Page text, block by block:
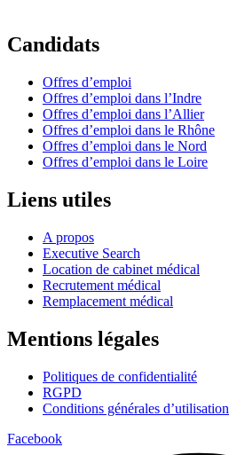
Candidats
Offres d’emploi
Offres d’emploi dans l’Indre
Offres d’emploi dans l’Allier
Offres d’emploi dans le Rhône
Offres d’emploi dans le Nord
Offres d’emploi dans le Loire
Liens utiles
A propos
Executive Search
Location de cabinet médical
Recrutement médical
Remplacement médical
Mentions légales
Politiques de confidentialité
RGPD
Conditions générales d’utilisation
Facebook